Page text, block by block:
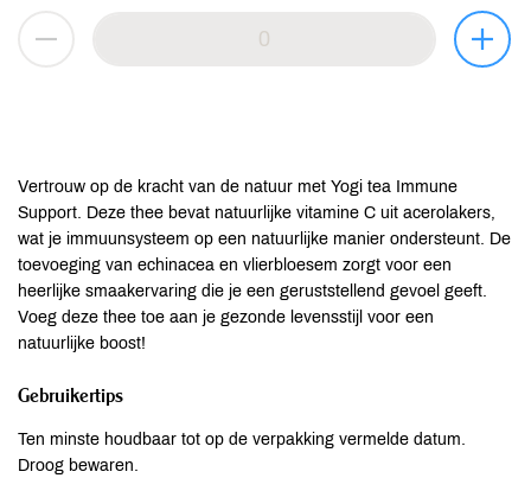
Vertrouw op de kracht van de natuur met Yogi tea Immune
Support. Deze thee bevat natuurlijke vitamine C uit acerolakers,
wat je immuunsysteem op een natuurlijke manier ondersteunt. De
toevoeging van echinacea en vlierbloesem zorgt voor een
heerlijke smaakervaring die je een geruststellend gevoel geeft.
Voeg deze thee toe aan je gezonde levensstijl voor een
natuurlijke boost!
Gebruikertips
Ten minste houdbaar tot op de verpakking vermelde datum.
Droog bewaren.